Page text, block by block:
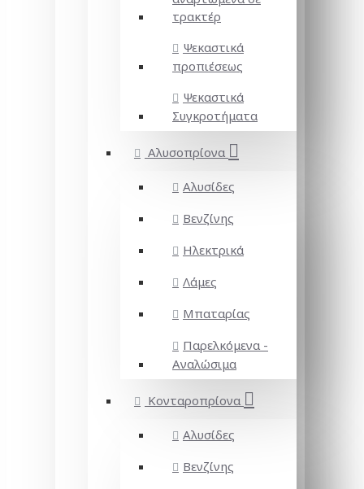
τρακτέρ
Ψεκαστικά
προπιέσεως
Ψεκαστικά
Συγκροτήματα
Αλυσοπρίονα
Αλυσίδες
Βενζίνης
Ηλεκτρικά
Λάμες
Μπαταρίας
Παρελκόμενα -
Αναλώσιμα
Κονταροπρίονα
Αλυσίδες
Βενζίνης